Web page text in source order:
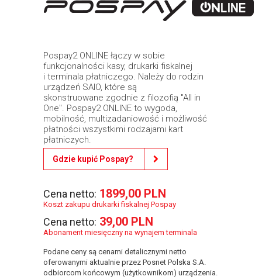
Pospay2 ONLINE łączy w sobie
funkcjonalności kasy, drukarki fiskalnej
i terminala płatniczego. Należy do rodzin
urządzeń SAIO, które są
skonstruowane zgodnie z filozofią "All in
One". Pospay2 ONLINE to wygoda,
mobilność, multizadaniowość i możliwość
płatności wszystkimi rodzajami kart
płatniczych.
Gdzie kupić Pospay?
Cena netto: 1899,00 PLN
Koszt zakupu drukarki fiskalnej Pospay
Cena netto: 39,00 PLN
Abonament miesięczny na wynajem terminala
Podane ceny są cenami detalicznymi netto
oferowanymi aktualnie przez Posnet Polska S.A.
odbiorcom końcowym (użytkownikom) urządzenia.